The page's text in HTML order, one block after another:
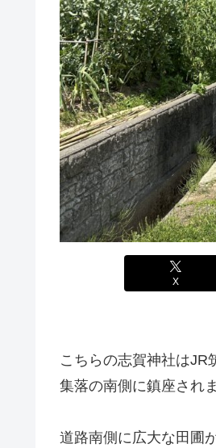
X
こちらの志賀神社はJR
集落の南側に鎮座されま
道路南側に広大な田圃